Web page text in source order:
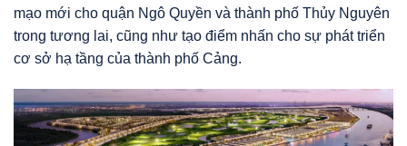
mạo mới cho quận Ngô Quyền và thành phố Thủy Nguyên
trong tương lai, cũng như tạo điểm nhấn cho sự phát triển
cơ sở hạ tầng của thành phố Cảng.